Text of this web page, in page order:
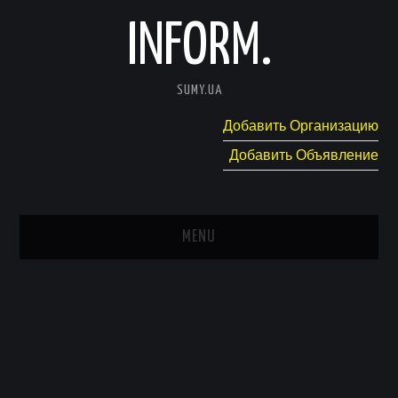
INFORM.
SUMY.UA
Добавить Организацию
Добавить Объявление
MENU